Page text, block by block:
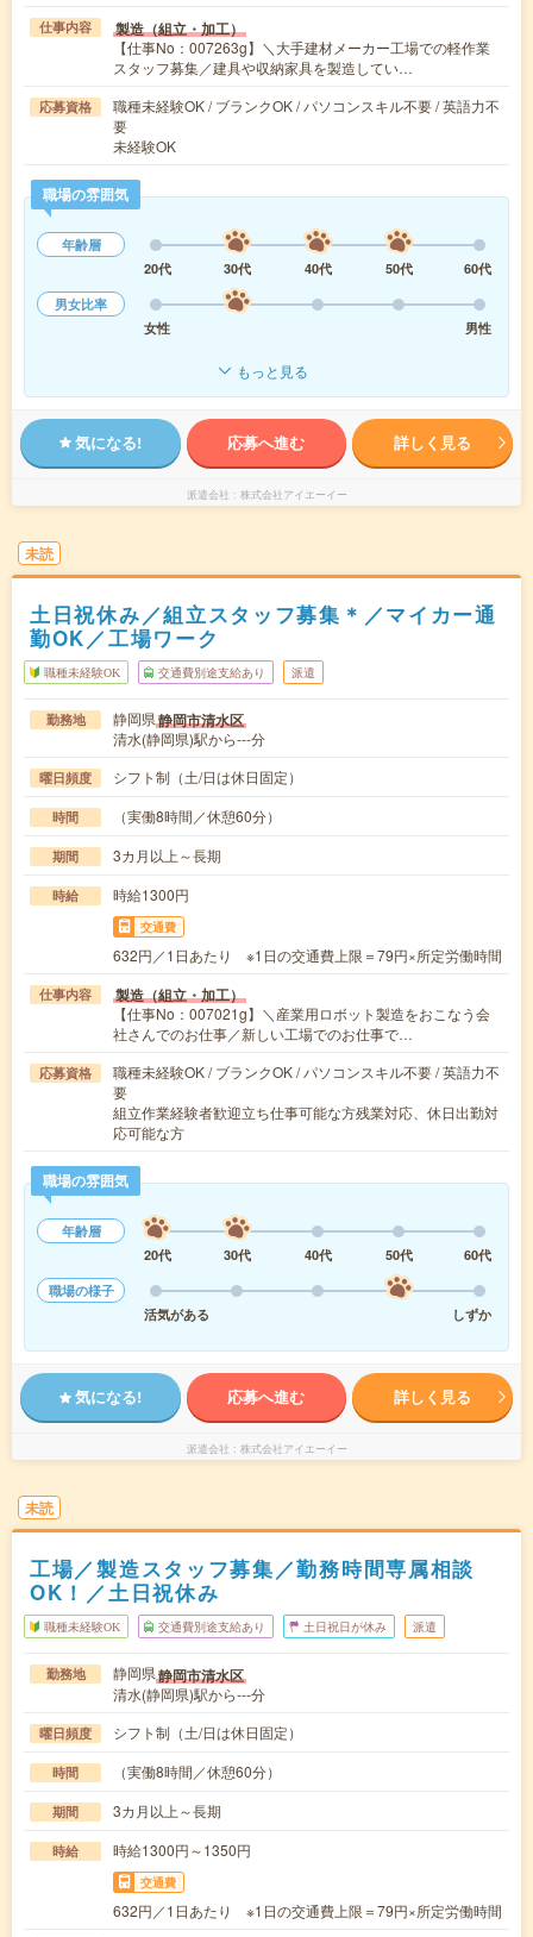
仕事内容 製造（組立・加工）
【仕事No：007263g】＼大手建材メーカー工場での軽作業
スタッフ募集／建具や収納家具を製造してい…
応募資格
職種未経験OK / ブランクOK / パソコンスキル不要 / 英語力不
要
未経験OK
職場の雰囲気
年齢層
20代
30代 40代 50代
60代
男女比率
女性
男性
もっと見る
気になる! 応募へ進む 詳しく見る
派遣会社 株式会社アイエーイー
未読
土日祝休み／組立スタッフ募集＊／マイカー通
勤OK／工場ワーク
職種未経験OK 交通費別途支給あり 派遣
勤務地 静岡県静岡市清水区
清水(静岡県)駅から---分
曜日頻度 シフト制（土/日は休日固定）
時間 （実働8時間／休憩60分）
期間 3カ月以上～長期
時給 時給1300円
交通費
632円／1日あたり ※1日の交通費上限＝79円×所定労働時間
仕事内容 製造（組立・加工）
【仕事No：007021g】＼産業用ロボット製造をおこなう会
社さんでのお仕事／新しい工場でのお仕事で…
応募資格
職種未経験OK / ブランクOK / パソコンスキル不要 / 英語力不
要
組立作業経験者歓迎立ち仕事可能な方残業対応、休日出勤対
応可能な方
職場の雰囲気
年齢層
20代
30代 40代 50代
60代
職場の様子
活気がある
しずか
気になる! 応募へ進む 詳しく見る
派遣会社 株式会社アイエーイー
未読
工場／製造スタッフ募集／勤務時間専属相談
OK！／土日祝休み
職種未経験OK 交通費別途支給あり 土日祝日が休み 派遣
勤務地 静岡県静岡市清水区
清水(静岡県)駅から---分
曜日頻度 シフト制（土/日は休日固定）
時間 （実働8時間／休憩60分）
期間 3カ月以上～長期
時給 時給1300円～1350円
交通費
632円／1日あたり ※1日の交通費上限＝79円×所定労働時間